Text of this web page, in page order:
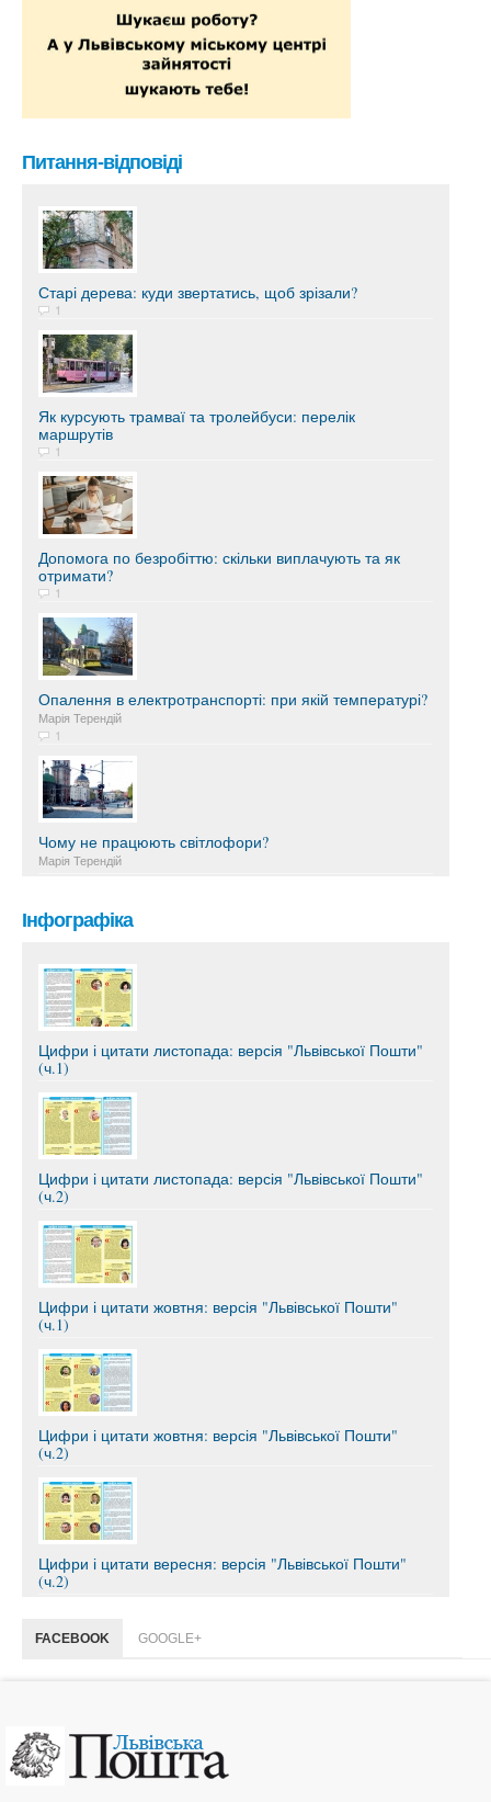
Питання-відповіді
Старі дерева: куди звертатись, щоб зрізали?
1
Як курсують трамваї та тролейбуси: перелік
маршрутів
1
Допомога по безробіттю: скільки виплачують та як
отримати?
1
Опалення в електротранспорті: при якій температурі?
Марія Терендій
1
Чому не працюють світлофори?
Марія Терендій
Інфографіка
Цифри і цитати листопада: версія "Львівської Пошти"
(ч.1)
Цифри і цитати листопада: версія "Львівської Пошти"
(ч.2)
Цифри і цитати жовтня: версія "Львівської Пошти"
(ч.1)
Цифри і цитати жовтня: версія "Львівської Пошти"
(ч.2)
Цифри і цитати вересня: версія "Львівської Пошти"
(ч.2)
FACEBOOK GOOGLE+